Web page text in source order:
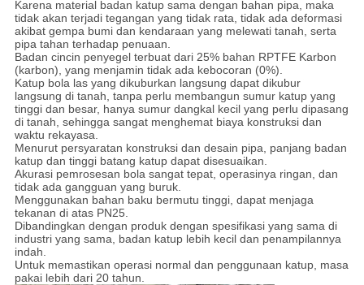
Karena material badan katup sama dengan bahan pipa, maka
tidak akan terjadi tegangan yang tidak rata, tidak ada deformasi
akibat gempa bumi dan kendaraan yang melewati tanah, serta
pipa tahan terhadap penuaan.
Badan cincin penyegel terbuat dari 25% bahan RPTFE Karbon
(karbon), yang menjamin tidak ada kebocoran (0%).
Katup bola las yang dikuburkan langsung dapat dikubur
langsung di tanah, tanpa perlu membangun sumur katup yang
tinggi dan besar, hanya sumur dangkal kecil yang perlu dipasang
di tanah, sehingga sangat menghemat biaya konstruksi dan
waktu rekayasa.
Menurut persyaratan konstruksi dan desain pipa, panjang badan
katup dan tinggi batang katup dapat disesuaikan.
Akurasi pemrosesan bola sangat tepat, operasinya ringan, dan
tidak ada gangguan yang buruk.
Menggunakan bahan baku bermutu tinggi, dapat menjaga
tekanan di atas PN25.
Dibandingkan dengan produk dengan spesifikasi yang sama di
industri yang sama, badan katup lebih kecil dan penampilannya
indah.
Untuk memastikan operasi normal dan penggunaan katup, masa
pakai lebih dari 20 tahun.